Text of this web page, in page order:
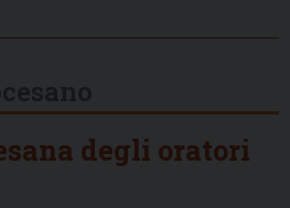
degli oratori